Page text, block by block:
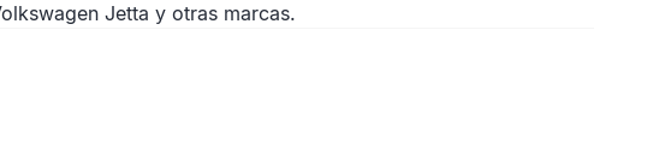
Jetta y otras marcas.